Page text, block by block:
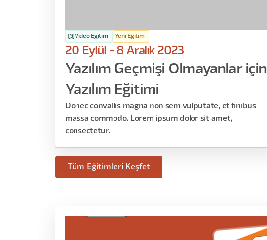
Video Eğitim Yeni Eğitim
20 Eylül - 8 Aralık 2023
Yazılım Geçmişi Olmayanlar için
Yazılım Eğitimi
Donec convallis magna non sem vulputate, et finibus
massa commodo. Lorem ipsum dolor sit amet,
consectetur.
Tüm Eğitimleri Keşfet